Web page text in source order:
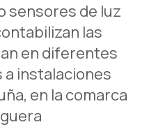
sensores de luz
las
en diferentes
a instalaciones
en la comarca